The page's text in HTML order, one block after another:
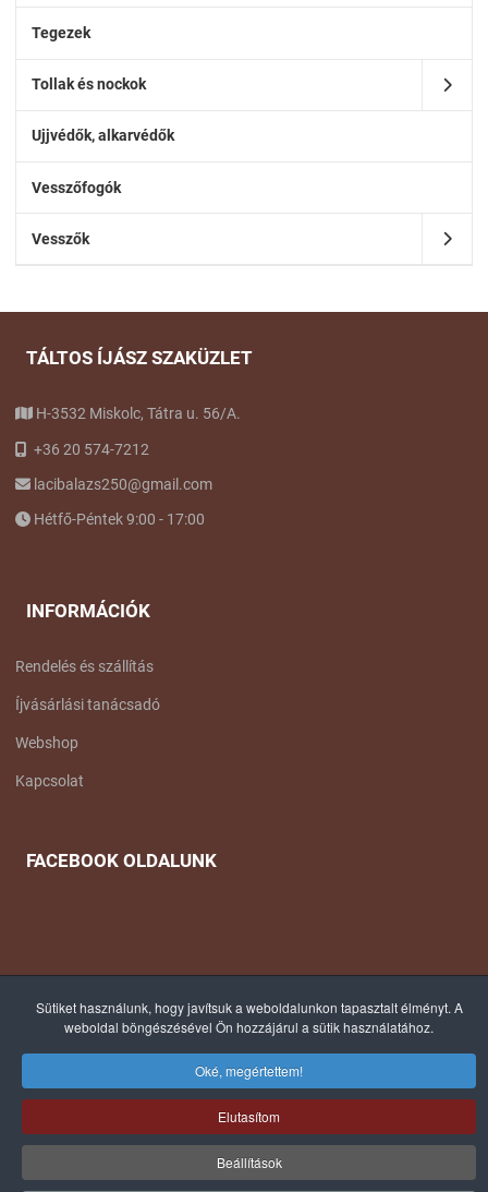
Sütiket használunk, hogy javítsuk a weboldalunkon tapasztalt élményt. A
weboldal böngészésével Ön hozzájárul a sütik használatához.
Oké, megértettem!
Elutasítom
Beállítások
Tegezek
Tollak és nockok
Ujjvédők, alkarvédők
Vesszőfogók
Vesszők
TÁLTOS ÍJÁSZ SZAKÜZLET
H-3532 Miskolc, Tátra u. 56/A.
+36 20 574-7212
lacibalazs250@gmail.com
Hétfő-Péntek 9:00 - 17:00
INFORMÁCIÓK
Rendelés és szállítás
Íjvásárlási tanácsadó
Webshop
Kapcsolat
FACEBOOK OLDALUNK
© 2012-2025 COPYRIGHT, TÁLTOS ÍJÁSZ - MINDEN JOG FENNTARTVA! |
WEB: WEBSHINE.EU